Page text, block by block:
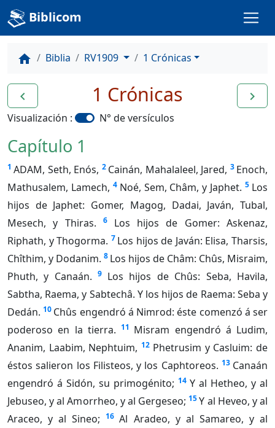
Biblicom
home Biblia RV1909 1 Crónicas
navigate_before navigate_next
1 Crónicas
Visualización : N° de versículos
Capítulo 1
1 ADAM, Seth, Enós, 2 Cainán, Mahalaleel, Jared, 3 Enoch,
Mathusalem, Lamech, 4 Noé, Sem, Châm, y Japhet. 5 Los
hijos de Japhet: Gomer, Magog, Dadai, Javán, Tubal,
Mesech, y Thiras.
6
Los hijos de Gomer: Askenaz,
Riphath, y Thogorma. 7 Los hijos de Javán: Elisa, Tharsis,
Chîthim, y Dodanim. 8 Los hijos de Châm: Chûs, Misraim,
Phuth, y Canaán.
9 Los hijos de Chûs: Seba, Havila,
Sabtha, Raema, y Sabtechâ. Y los hijos de Raema: Seba y
Dedán. 10 Chûs engendró á Nimrod: éste comenzó á ser
poderoso en la tierra. 11 Misram engendró á Ludim,
Ananim, Laabim, Nephtuim, 12 Phetrusim y Casluim: de
éstos salieron los Filisteos, y los Caphtoreos. 13 Canaán
engendró á Sidón, su primogénito; 14 Y al Hetheo, y al
Jebuseo, y al Amorrheo, y al Gergeseo; 15Y al Heveo, y al
Araceo, y al Sineo;
16 Al Aradeo, y al Samareo, y al